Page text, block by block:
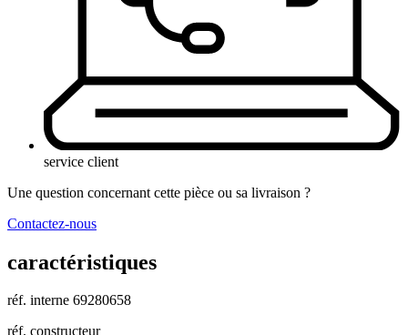
service client
Une question concernant cette pièce ou sa livraison ?
Contactez-nous
caractéristiques
réf. interne 69280658
réf. constructeur